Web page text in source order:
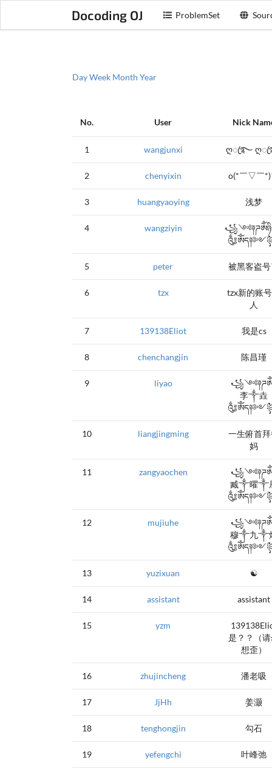
Docoding OJ ProblemSet
Day Week Month Year
No. User Nick
1 wangjunxi ღꦿ࿐
2 chenyixin o(*￣▽￣*)
3 huangyaoying 浅梦
4 wangziyin
5 peter 被黑客盗
6 tzx
tzx新的账
人
7 139138Eliot 我是cs
8 chenchangjin 陈昌瑾
9 liyao
李༒垚
10 liangjingming
一生俯首
妈
11 zangyaochen
臧༒曜༒
12 mujiuhe
穆༒九༒
13 yuzixuan ☯
14 assistant assistant
15 yzm
是？？（
想歪）
16 zhujincheng 潘老吸
17 JjHh 姜灏
18 tenghongjin 勾石
19 yefengchi 叶峰弛